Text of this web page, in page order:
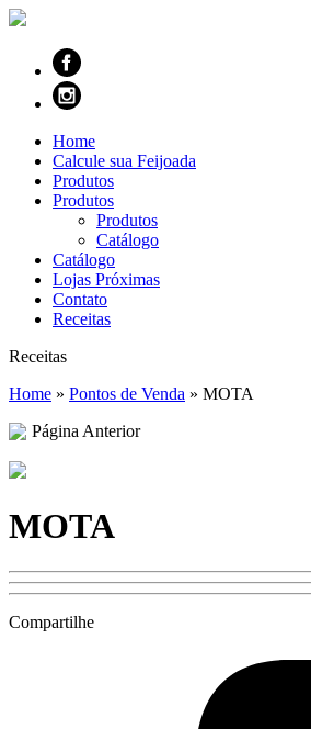
Home
Calcule sua Feijoada
Produtos
Produtos
Produtos
Catálogo
Catálogo
Lojas Próximas
Contato
Receitas
Receitas
Home » Pontos de Venda » MOTA
Página Anterior
MOTA
Compartilhe